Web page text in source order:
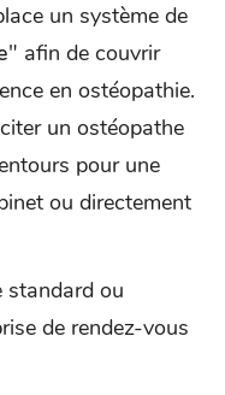
un système de
" afin de couvrir
en ostéopathie.
un ostéopathe
pour une
ou directement
standard ou
de rendez-vous